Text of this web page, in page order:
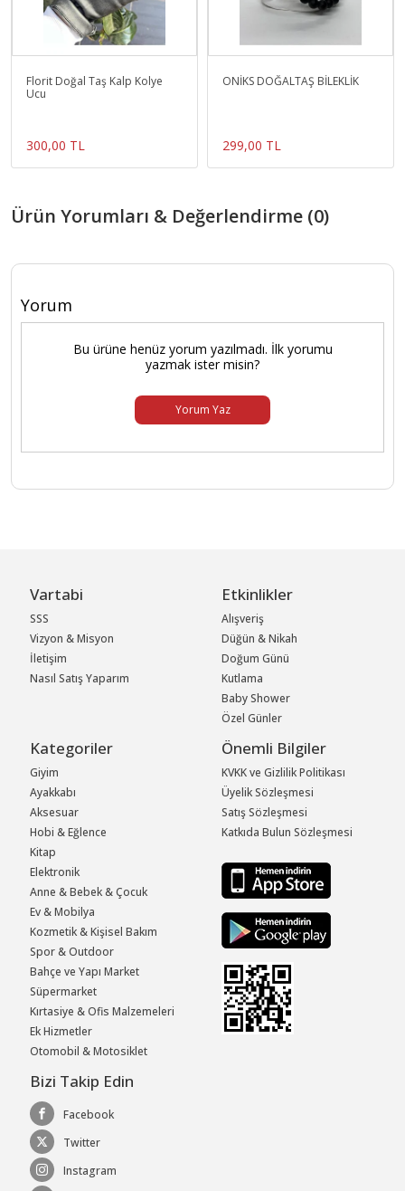
Florit Doğal Taş Kalp Kolye
Ucu
300,00 TL
ONİKS DOĞALTAŞ BİLEKLİK
299,00 TL
Ürün Yorumları & Değerlendirme (0)
Yorum
Bu ürüne henüz yorum yazılmadı. İlk yorumu
yazmak ister misin?
Yorum Yaz
Vartabi
SSS
Vizyon & Misyon
İletişim
Nasıl Satış Yaparım
Etkinlikler
Alışveriş
Düğün & Nikah
Doğum Günü
Kutlama
Baby Shower
Özel Günler
Kategoriler
Giyim
Ayakkabı
Aksesuar
Hobi & Eğlence
Kitap
Elektronik
Anne & Bebek & Çocuk
Ev & Mobilya
Kozmetik & Kişisel Bakım
Spor & Outdoor
Bahçe ve Yapı Market
Süpermarket
Kırtasiye & Ofis Malzemeleri
Ek Hizmetler
Otomobil & Motosiklet
Önemli Bilgiler
KVKK ve Gizlilik Politikası
Üyelik Sözleşmesi
Satış Sözleşmesi
Katkıda Bulun Sözleşmesi
Bizi Takip Edin
Facebook
Twitter
Instagram